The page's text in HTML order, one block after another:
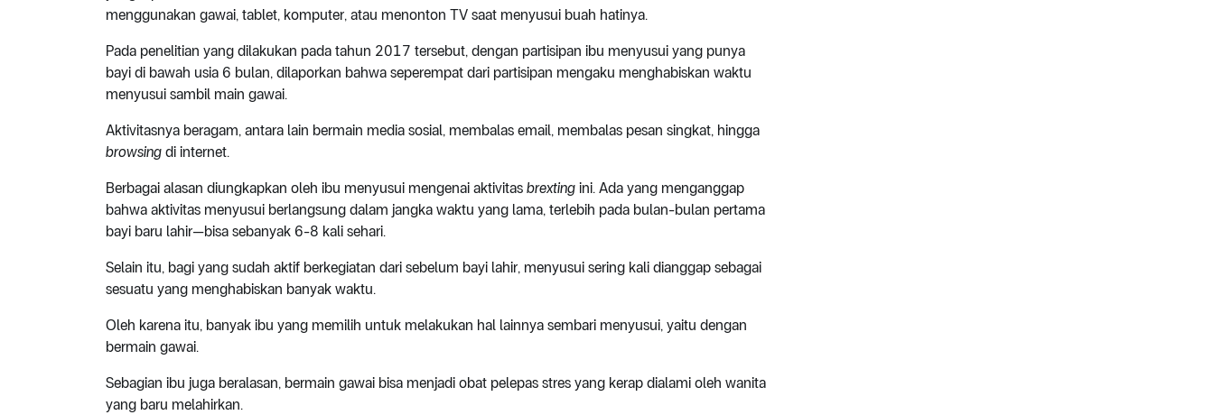
menggunakan gawai, tablet, komputer, atau menonton TV saat menyusui buah hatinya.
Pada penelitian yang dilakukan pada tahun 2017 tersebut, dengan partisipan ibu menyusui yang punya
bayi di bawah usia 6 bulan, dilaporkan bahwa seperempat dari partisipan mengaku menghabiskan waktu
menyusui sambil main gawai.
Aktivitasnya beragam, antara lain bermain media sosial, membalas email, membalas pesan singkat, hingga
browsing di internet.
Berbagai alasan diungkapkan oleh ibu menyusui mengenai aktivitas brexting ini. Ada yang menganggap
bahwa aktivitas menyusui berlangsung dalam jangka waktu yang lama, terlebih pada bulan-bulan pertama
bayi baru lahir—bisa sebanyak 6-8 kali sehari.
Selain itu, bagi yang sudah aktif berkegiatan dari sebelum bayi lahir, menyusui sering kali dianggap sebagai
sesuatu yang menghabiskan banyak waktu.
Oleh karena itu, banyak ibu yang memilih untuk melakukan hal lainnya sembari menyusui, yaitu dengan
bermain gawai.
Sebagian ibu juga beralasan, bermain gawai bisa menjadi obat pelepas stres yang kerap dialami oleh wanita
yang baru melahirkan.